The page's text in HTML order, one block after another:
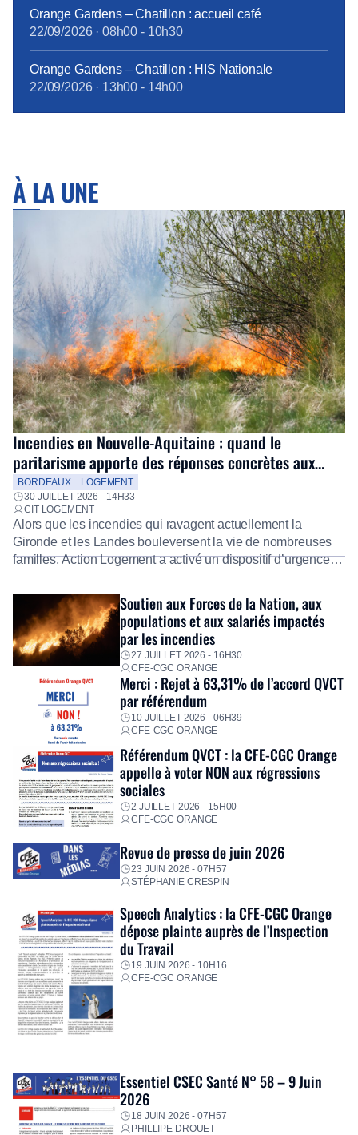
Orange Gardens – Chatillon : accueil café
22/09/2026· 08h00 - 10h30
Orange Gardens – Chatillon : HIS Nationale
22/09/2026· 13h00 - 14h00
À LA UNE
Incendies en Nouvelle-Aquitaine : quand le
paritarisme apporte des réponses concrètes aux
salariés
BORDEAUX
LOGEMENT
30 JUILLET 2026 - 14H33
CIT LOGEMENT
Alors que les incendies qui ravagent actuellement la
Gironde et les Landes bouleversent la vie de nombreuses
familles, Action Logement a activé un dispositif d’urgence
Fidèle à sa mission d’utilité sociale, le Groupe mobilise
immédiatement ses équipes afin de proposer un diagnostic
personnalisé, des aides financières pour faire face aux
premières dépenses, […]
Soutien aux Forces de la Nation, aux
populations et aux salariés impactés
par les incendies
27 JUILLET 2026 - 16H30
CFE-CGC ORANGE
Merci : Rejet à 63,31% de l’accord QVCT
par référendum
10 JUILLET 2026 - 06H39
CFE-CGC ORANGE
Référendum QVCT : la CFE-CGC Orange
appelle à voter NON aux régressions
sociales
2 JUILLET 2026 - 15H00
CFE-CGC ORANGE
Revue de presse de juin 2026
23 JUIN 2026 - 07H57
STÉPHANIE CRESPIN
Speech Analytics : la CFE-CGC Orange
dépose plainte auprès de l’Inspection
du Travail
19 JUIN 2026 - 10H16
CFE-CGC ORANGE
Essentiel CSEC Santé N° 58 – 9 Juin
2026
18 JUIN 2026 - 07H57
PHILLIPE DROUET